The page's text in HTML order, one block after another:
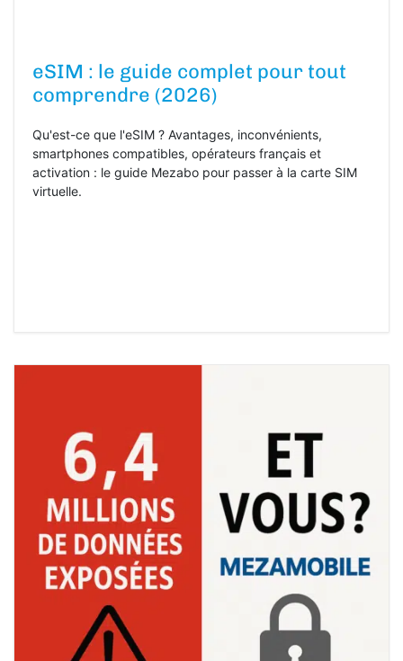
eSIM : le guide complet pour tout
comprendre (2026)
Qu'est-ce que l'eSIM ? Avantages, inconvénients,
smartphones compatibles, opérateurs français et
activation : le guide Mezabo pour passer à la carte SIM
virtuelle.